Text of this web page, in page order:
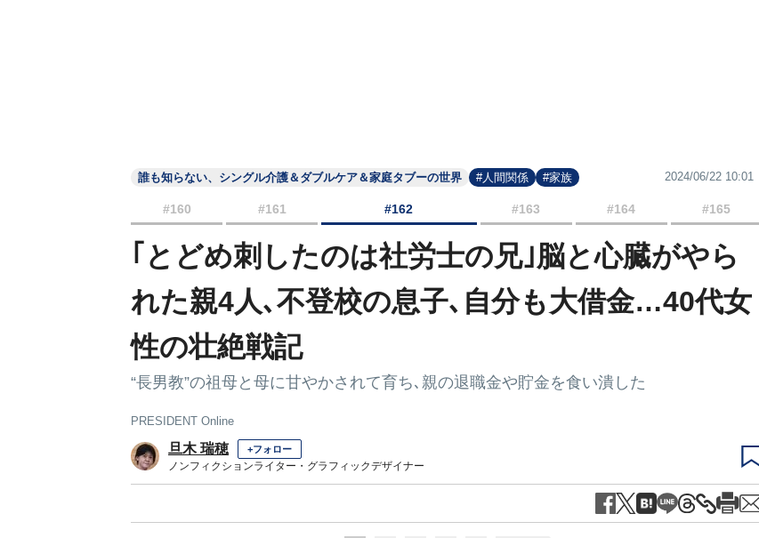
誰も知らない、シングル介護＆ダブルケア＆家庭タブーの世界 #人間関係 #家族 2024/06/22 10:01
#160 #161 #162 #163 #164 #165
｢とどめ刺したのは社労士の兄｣脳と心臓がやら
れた親4人､不登校の息子､自分も大借金…40代女
性の壮絶戦記
“長男教”の祖母と母に甘やかされて育ち､親の退職金や貯金を食い潰した
PRESIDENT Online
旦木 瑞穂 +フォロー
ノンフィクションライター・グラフィックデザイナー